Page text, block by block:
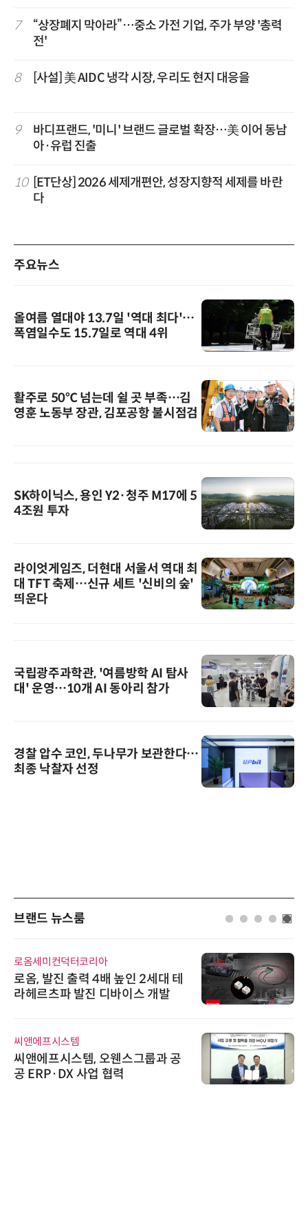
7
“상장폐지 막아라”…중소 가전 기업, 주가 부양 '총력
전'
8 [사설] 美 AIDC 냉각 시장, 우리도 현지 대응을
9
바디프랜드, '미니' 브랜드 글로벌 확장…美 이어 동남
아·유럽 진출
10
[ET단상] 2026 세제개편안, 성장지향적 세제를 바란
다
주요뉴스
올여름 열대야 13.7일 '역대 최다'…
폭염일수도 15.7일로 역대 4위
활주로 50℃ 넘는데 쉴 곳 부족…김
영훈 노동부 장관, 김포공항 불시점검
SK하이닉스, 용인 Y2·청주 M17에 5
4조원 투자
라이엇게임즈, 더현대 서울서 역대 최
대 TFT 축제…신규 세트 '신비의 숲'
띄운다
국립광주과학관, '여름방학 AI 탐사
대' 운영…10개 AI 동아리 참가
경찰 압수 코인, 두나무가 보관한다…
최종 낙찰자 선정
브랜드 뉴스룸
옴세미컨덕터코리아
옴, 발진 출력 4배 높인 2세대 테
헤르츠파 발진 디바이스 개발
앤에프시스템
앤에프시스템, 오웬스그룹과 공
ERP·DX 사업 협력
인
'자
인
어
위
환